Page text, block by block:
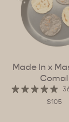
Made In x
Comal
$105